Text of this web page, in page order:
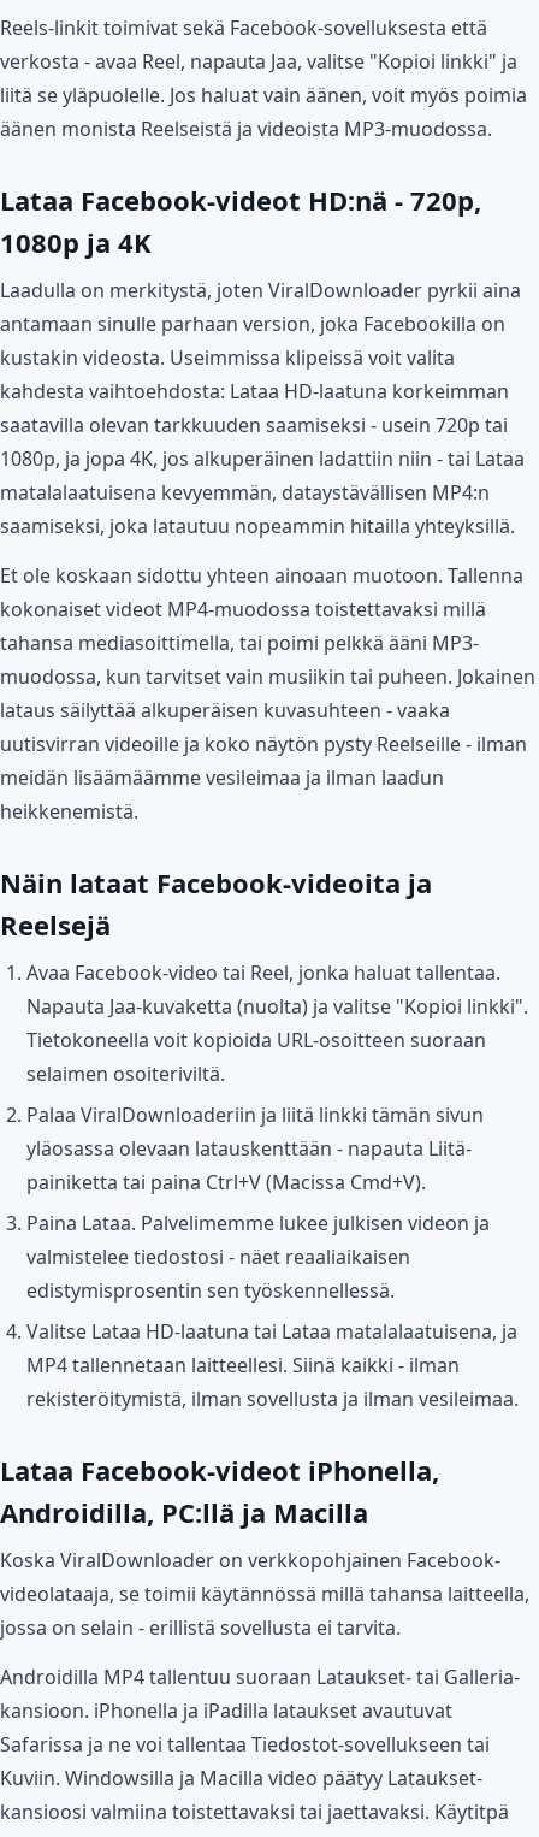
Reels-linkit toimivat sekä Facebook-sovelluksesta että
verkosta - avaa Reel, napauta Jaa, valitse "Kopioi linkki" ja
liitä se yläpuolelle. Jos haluat vain äänen, voit myös poimia
äänen monista Reelseistä ja videoista MP3-muodossa.
Lataa Facebook-videot HD:nä - 720p,
1080p ja 4K
Laadulla on merkitystä, joten ViralDownloader pyrkii aina
antamaan sinulle parhaan version, joka Facebookilla on
kustakin videosta. Useimmissa klipeissä voit valita
kahdesta vaihtoehdosta: Lataa HD-laatuna korkeimman
saatavilla olevan tarkkuuden saamiseksi - usein 720p tai
1080p, ja jopa 4K, jos alkuperäinen ladattiin niin - tai Lataa
matalalaatuisena kevyemmän, dataystävällisen MP4:n
saamiseksi, joka latautuu nopeammin hitailla yhteyksillä.
Et ole koskaan sidottu yhteen ainoaan muotoon. Tallenna
kokonaiset videot MP4-muodossa toistettavaksi millä
tahansa mediasoittimella, tai poimi pelkkä ääni MP3-
muodossa, kun tarvitset vain musiikin tai puheen. Jokainen
lataus säilyttää alkuperäisen kuvasuhteen - vaaka
uutisvirran videoille ja koko näytön pysty Reelseille - ilman
meidän lisäämäämme vesileimaa ja ilman laadun
heikkenemistä.
Näin lataat Facebook-videoita ja
Reelsejä
Avaa Facebook-video tai Reel, jonka haluat tallentaa.
Napauta Jaa-kuvaketta (nuolta) ja valitse "Kopioi linkki".
Tietokoneella voit kopioida URL-osoitteen suoraan
selaimen osoiteriviltä.
Palaa ViralDownloaderiin ja liitä linkki tämän sivun
yläosassa olevaan latauskenttään - napauta Liitä-
painiketta tai paina Ctrl+V (Macissa Cmd+V).
Paina Lataa. Palvelimemme lukee julkisen videon ja
valmistelee tiedostosi - näet reaaliaikaisen
edistymisprosentin sen työskennellessä.
Valitse Lataa HD-laatuna tai Lataa matalalaatuisena, ja
MP4 tallennetaan laitteellesi. Siinä kaikki - ilman
rekisteröitymistä, ilman sovellusta ja ilman vesileimaa.
Lataa Facebook-videot iPhonella,
Androidilla, PC:llä ja Macilla
Koska ViralDownloader on verkkopohjainen Facebook-
videolataaja, se toimii käytännössä millä tahansa laitteella,
jossa on selain - erillistä sovellusta ei tarvita.
Androidilla MP4 tallentuu suoraan Lataukset- tai Galleria-
kansioon. iPhonella ja iPadilla lataukset avautuvat
Safarissa ja ne voi tallentaa Tiedostot-sovellukseen tai
Kuviin. Windowsilla ja Macilla video päätyy Lataukset-
kansioosi valmiina toistettavaksi tai jaettavaksi. Käytitpä